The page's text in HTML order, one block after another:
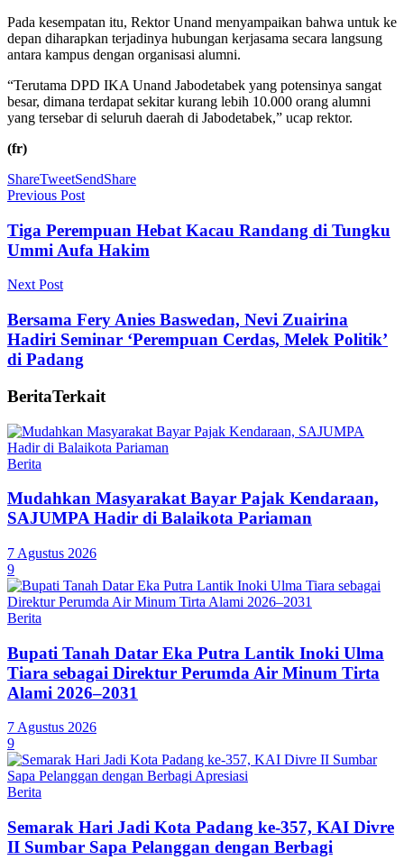
Pada kesempatan itu, Rektor Unand menyampaikan bahwa untuk ke
depan diharapkan terjadinya hubungan kerjasama secara langsung
antara kampus dengan organisasi alumni.
“Terutama DPD IKA Unand Jabodetabek yang potensinya sangat
besar, dimana terdapat sekitar kurang lebih 10.000 orang alumni
yang tersebar di seluruh daerah di Jabodetabek,” ucap rektor.
(fr)
ShareTweetSendShare
Previous Post
Tiga Perempuan Hebat Kacau Randang di Tungku
Ummi Aufa Hakim
Next Post
Bersama Fery Anies Baswedan, Nevi Zuairina
Hadiri Seminar ‘Perempuan Cerdas, Melek Politik’
di Padang
BeritaTerkait
Berita
Mudahkan Masyarakat Bayar Pajak Kendaraan,
SAJUMPA Hadir di Balaikota Pariaman
7 Agustus 2026
9
Berita
Bupati Tanah Datar Eka Putra Lantik Inoki Ulma
Tiara sebagai Direktur Perumda Air Minum Tirta
Alami 2026–2031
7 Agustus 2026
9
Berita
Semarak Hari Jadi Kota Padang ke-357, KAI Divre
II Sumbar Sapa Pelanggan dengan Berbagi